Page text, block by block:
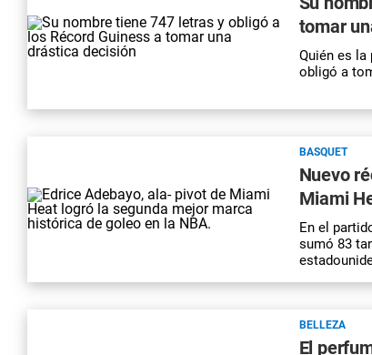
tomar
Quién es
obligó a
BASQUET
Nuevo
Miami
En el
sumó 83
BELLEZA
El